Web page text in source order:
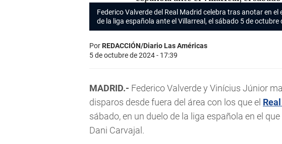
Federico Valverde del Real Madrid celebra tras anotar en el
de la liga española ante el Villarreal, el sábado 5 de octubre
PorREDACCIÓN/Diario Las Américas
5 de octubre de 2024 - 17:39
MADRID.- Federico Valverde y Vinícius Júnior
disparos desde fuera del área con los que el
sábado, en un duelo de la liga española en el
Dani Carvajal.